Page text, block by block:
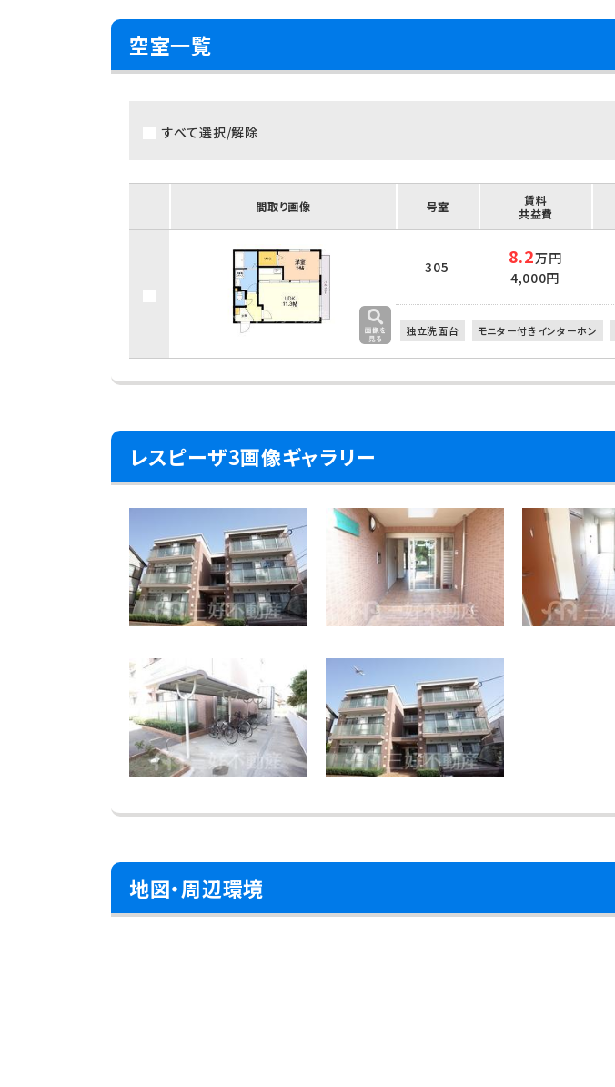
空室一覧
すべて選択/解除
間取り画像 号室
賃料
共益費
305 8.2万円
4,000円
独立洗面台 モニター付きインターホン
レスピーザ3画像ギャラリー
地図・周辺環境